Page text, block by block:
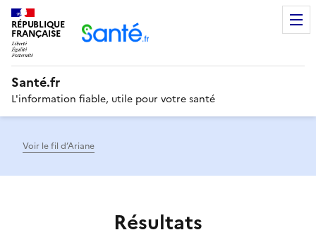
RÉPUBLIQUE
FRANÇAISE
Santé.fr
L'information fiable, utile pour votre santé
Voir le fil d’Ariane
Résultats